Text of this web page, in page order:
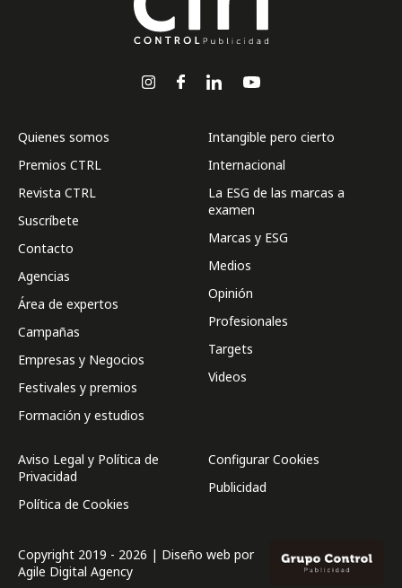
Quienes somos
Premios CTRL
Revista CTRL
Suscríbete
Contacto
Agencias
Área de expertos
Campañas
Empresas y Negocios
Festivales y premios
Formación y estudios
Intangible pero cierto
Internacional
La ESG de las marcas a
examen
Marcas y ESG
Medios
Opinión
Profesionales
Targets
Videos
Aviso Legal y Política de
Privacidad
Política de Cookies
Configurar Cookies
Publicidad
Copyright 2019 - 2026 | Diseño web por
Agile Digital Agency